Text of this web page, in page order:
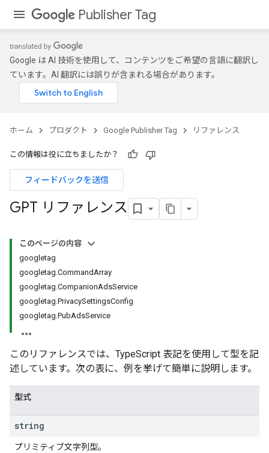
Publisher Tag
Google は AI 技術を使用して、コンテンツをご希望の言語に翻訳し
ています。AI 翻訳には誤りが含まれる場合があります。
ホーム プロダクト Google Publisher Tag リファレンス
この情報は役に立ちましたか？
フィードバックを送信
GPT リファレンス
このページの内容
googletag
googletag.CommandArray
googletag.CompanionAdsService
googletag.PrivacySettingsConfig
googletag.PubAdsService
このリファレンスでは、TypeScript 表記を使用して型を記
述しています。次の表に、例を挙げて簡単に説明します。
型式
string
プリミティブ文字列型。